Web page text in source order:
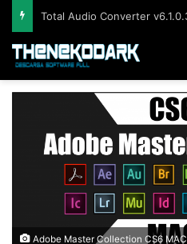
Adobe Master Collection CS6 MAC